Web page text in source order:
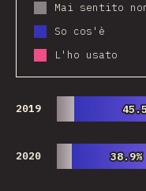
Mai sentito
So cos'è
L'ho usato
2019
2020 38.9%
38.9%